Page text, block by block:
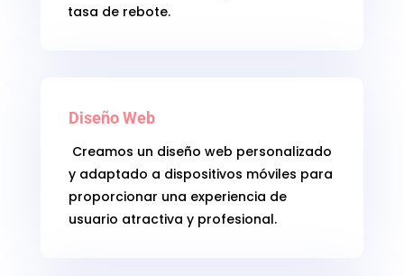
tasa de rebote.
Diseño Web
Creamos un diseño web personalizado
y adaptado a dispositivos móviles para
proporcionar una experiencia de
usuario atractiva y profesional.